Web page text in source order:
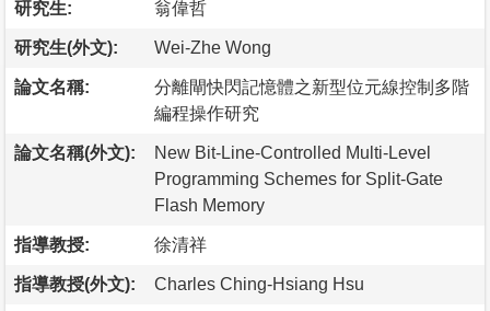
研究生: 翁偉哲
研究生(外文): Wei-Zhe Wong
論文名稱:
分離閘快閃記憶體之新型位元線控制多階
編程操作研究
論文名稱(外文):
New Bit-Line-Controlled Multi-Level
Programming Schemes for Split-Gate
Flash Memory
指導教授: 徐清祥
指導教授(外文): Charles Ching-Hsiang Hsu